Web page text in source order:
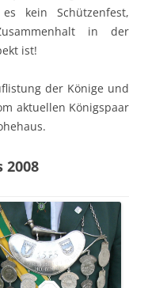
kein Schützenfest,
in der
ist!
der Könige und
aktuellen Königspaar